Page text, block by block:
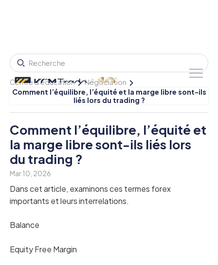
Centre d'éducation
Négociation
Comment l’équilibre, l’équité et la marge libre sont-ils
liés lors du trading ?
Comment l’équilibre, l’équité et
la marge libre sont-ils liés lors
du trading ?
Mar 10, 2026
Dans cet article, examinons ces termes forex
importants et leurs interrelations.
Balance
Equity Free Margin